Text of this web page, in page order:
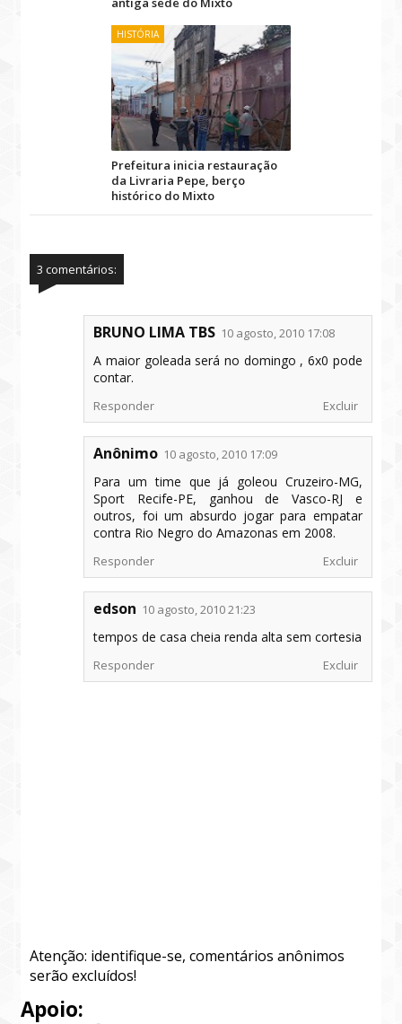
HISTÓRIA
Prefeitura inicia restauração
da Livraria Pepe, berço
histórico do Mixto
3 comentários:
BRUNO LIMA TBS 10 agosto, 2010 17:08
A maior goleada será no domingo , 6x0 pode
contar.
Responder Excluir
Anônimo 10 agosto, 2010 17:09
Para um time que já goleou Cruzeiro-MG,
Sport Recife-PE, ganhou de Vasco-RJ e
outros, foi um absurdo jogar para empatar
contra Rio Negro do Amazonas em 2008.
Responder Excluir
edson 10 agosto, 2010 21:23
tempos de casa cheia renda alta sem cortesia
Responder Excluir
Atenção: identifique-se, comentários anônimos
serão excluídos!
Apoio: